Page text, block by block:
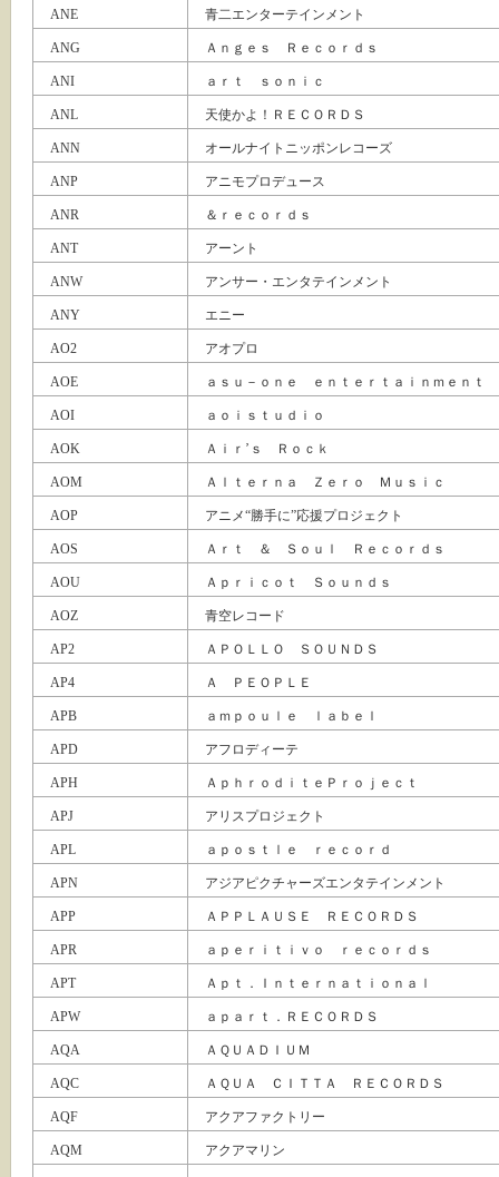
ANE 青二エンターテインメント
ANG Ａｎｇｅｓ Ｒｅｃｏｒｄｓ
ANI ａｒｔ ｓｏｎｉｃ
ANL 天使かよ！ＲＥＣＯＲＤＳ
ANN オールナイトニッポンレコーズ
ANP アニモプロデュース
ANR ＆ｒｅｃｏｒｄｓ
ANT アーント
ANW アンサー・エンタテインメント
ANY エニー
AO2 アオプロ
AOE ａｓｕ－ｏｎｅ ｅｎｔｅｒｔａｉｎｍｅｎｔ
AOI ａｏｉｓｔｕｄｉｏ
AOK Ａｉｒ’ｓ Ｒｏｃｋ
AOM Ａｌｔｅｒｎａ Ｚｅｒｏ Ｍｕｓｉｃ
AOP アニメ“勝手に”応援プロジェクト
AOS Ａｒｔ ＆ Ｓｏｕｌ Ｒｅｃｏｒｄｓ
AOU Ａｐｒｉｃｏｔ Ｓｏｕｎｄｓ
AOZ 青空レコード
AP2 ＡＰＯＬＬＯ ＳＯＵＮＤＳ
AP4 Ａ ＰＥＯＰＬＥ
APB ａｍｐｏｕｌｅ ｌａｂｅｌ
APD アフロディーテ
APH ＡｐｈｒｏｄｉｔｅＰｒｏｊｅｃｔ
APJ アリスプロジェクト
APL ａｐｏｓｔｌｅ ｒｅｃｏｒｄ
APN アジアピクチャーズエンタテインメント
APP ＡＰＰＬＡＵＳＥ ＲＥＣＯＲＤＳ
APR ａｐｅｒｉｔｉｖｏ ｒｅｃｏｒｄｓ
APT Ａｐｔ．Ｉｎｔｅｒｎａｔｉｏｎａｌ
APW ａｐａｒｔ．ＲＥＣＯＲＤＳ
AQA ＡＱＵＡＤＩＵＭ
AQC ＡＱＵＡ ＣＩＴＴＡ ＲＥＣＯＲＤＳ
AQF アクアファクトリー
AQM アクアマリン